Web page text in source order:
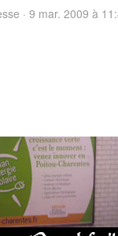
· 9 mar. 2009 à